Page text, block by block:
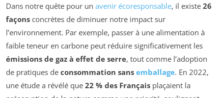
Dans notre quête pour un avenir écoresponsable, il existe 26
façons concrètes de diminuer notre impact sur
l’environnement. Par exemple, passer à une alimentation à
faible teneur en carbone peut réduire significativement les
émissions de gaz à effet de serre, tout comme l’adoption
de pratiques de consommation sans emballage. En 2022,
une étude a révélé que 22 % des Français plaçaient la